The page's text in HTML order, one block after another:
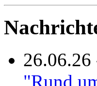
26.06.26
"Rund